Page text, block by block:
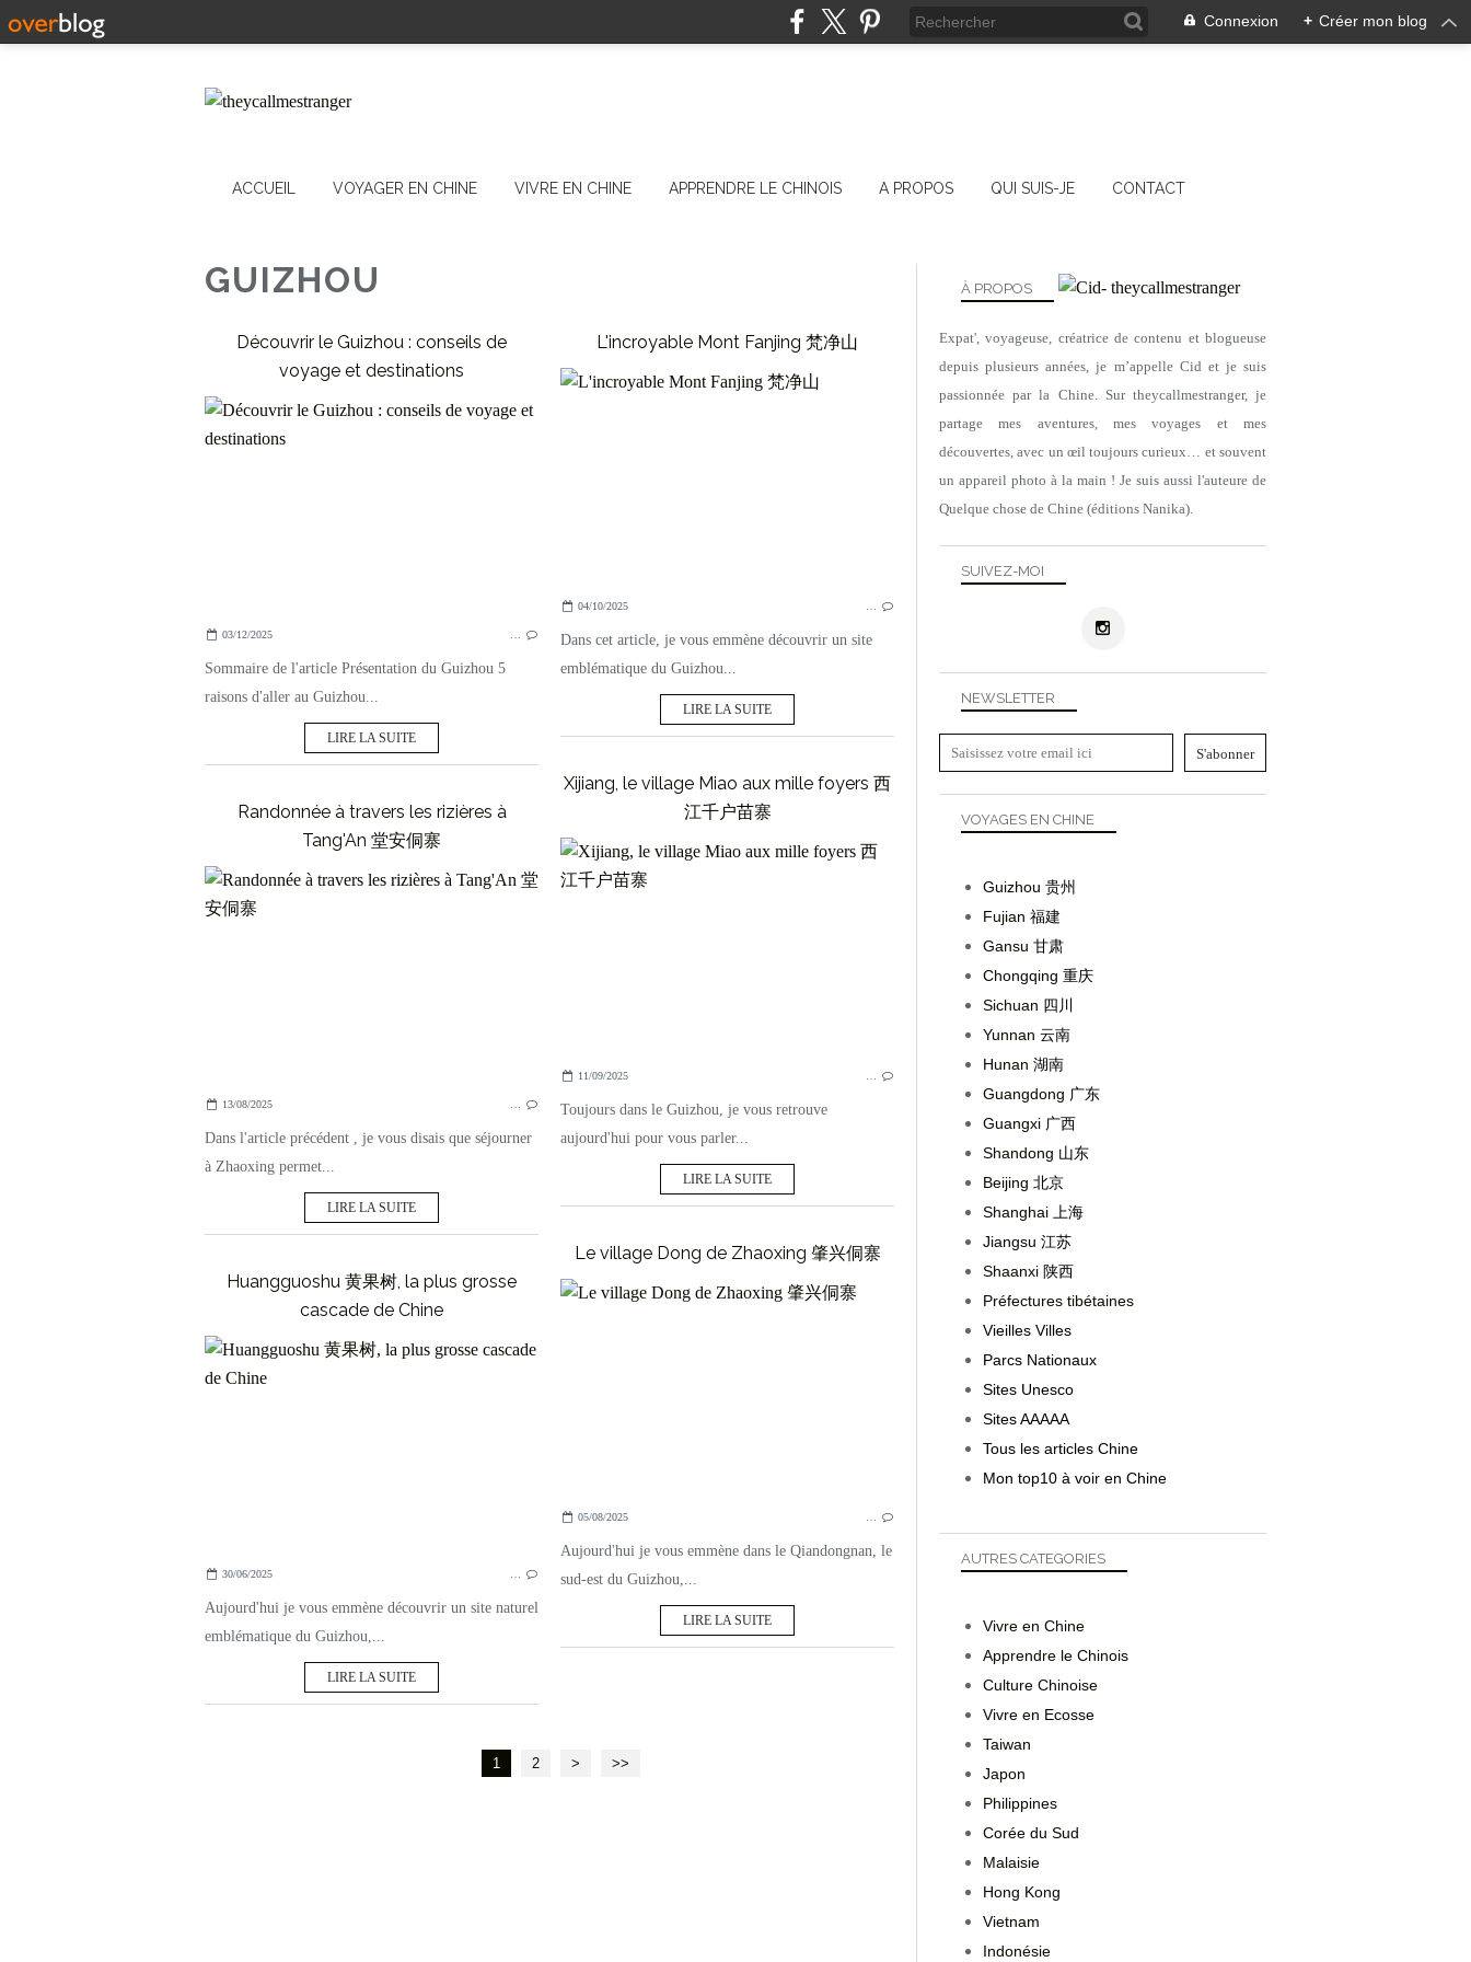
Connexion + Créer mon blog
ACCUEIL VOYAGER EN CHINE VIVRE EN CHINE APPRENDRE LE CHINOIS A PROPOS QUI SUIS-JE CONTACT
GUIZHOU
Découvrir le Guizhou : conseils de
voyage et destinations
03/12/2025 …
Sommaire de l'article Présentation du Guizhou 5
raisons d'aller au Guizhou...
LIRE LA SUITE
L'incroyable Mont Fanjing 梵净山
CHINE
GUIZHOU
AAAAA
UNESCO
04/10/2025 …
Dans cet article, je vous emmène découvrir un site
emblématique du Guizhou...
LIRE LA SUITE
Xijiang, le village Miao aux mille foyers 西
江千户苗寨
11/09/2025 …
Toujours dans le Guizhou, je vous retrouve
aujourd'hui pour vous parler...
LIRE LA SUITE
Randonnée à travers les rizières à
Tang'An 堂安侗寨
13/08/2025 …
Dans l'article précédent , je vous disais que séjourner
à Zhaoxing permet...
LIRE LA SUITE
Le village Dong de Zhaoxing 肇兴侗寨
VIEILLES VILLES
05/08/2025 …
Aujourd'hui je vous emmène dans le Qiandongnan, le
sud-est du Guizhou,...
LIRE LA SUITE
Huangguoshu 黄果树, la plus grosse
cascade de Chine
30/06/2025 …
Aujourd'hui je vous emmène découvrir un site naturel
emblématique du Guizhou,...
LIRE LA SUITE
1 2 > >>
NEWSLETTER
SUIVEZ-MOI
À PROPOS
Expat', voyageuse, créatrice de contenu et blogueuse
depuis plusieurs années, je m’appelle Cid et je suis
passionnée par la Chine. Sur theycallmestranger, je
partage mes aventures, mes voyages et mes
découvertes, avec un œil toujours curieux… et souvent
un appareil photo à la main ! Je suis aussi l'auteure de
Quelque chose de Chine (éditions Nanika).
VOYAGES EN CHINE
Guizhou 贵州
Fujian 福建
Gansu 甘肃
Chongqing 重庆
Sichuan 四川
Yunnan 云南
Hunan 湖南
Guangdong 广东
Guangxi 广西
Shandong 山东
Beijing 北京
Shanghai 上海
Jiangsu 江苏
Shaanxi 陕西
Préfectures tibétaines
Vieilles Villes
Parcs Nationaux
Sites Unesco
Sites AAAAA
Tous les articles Chine
Mon top10 à voir en Chine
AUTRES CATEGORIES
Vivre en Chine
Apprendre le Chinois
Culture Chinoise
Vivre en Ecosse
Taiwan
Japon
Philippines
Corée du Sud
Malaisie
Hong Kong
Vietnam
Indonésie